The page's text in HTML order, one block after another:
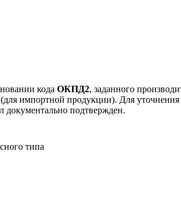
кода ОКПД2, заданного
импортной продукции). Для
документально подтвержден.
типа